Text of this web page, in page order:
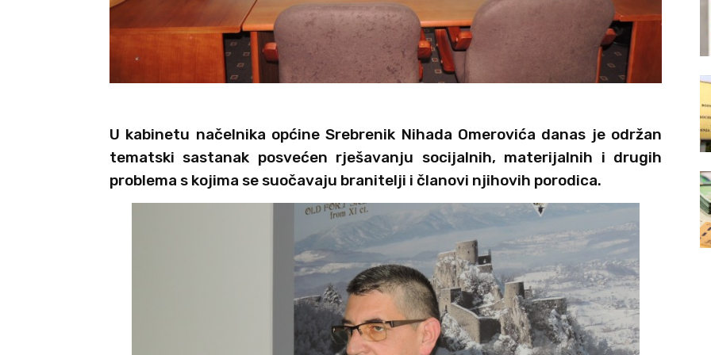
U kabinetu načelnika općine Srebrenik Nihada Omerovića danas je održan
tematski sastanak posvećen rješavanju socijalnih, materijalnih i drugih
problema s kojima se suočavaju branitelji i članovi njihovih porodica.